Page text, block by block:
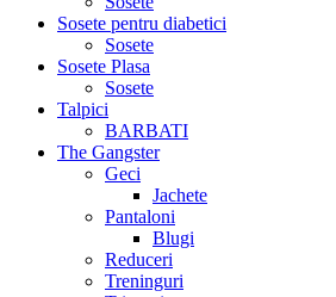
Sosete pentru diabetici
Sosete
Sosete Plasa
Sosete
Talpici
BARBATI
The Gangster
Geci
Jachete
Pantaloni
Blugi
Reduceri
Treninguri